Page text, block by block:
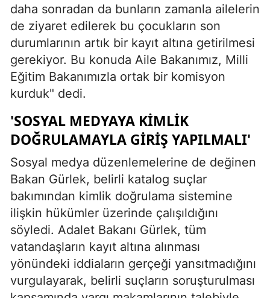
daha sonradan da bunların zamanla ailelerin
de ziyaret edilerek bu çocukların son
durumlarının artık bir kayıt altına getirilmesi
gerekiyor. Bu konuda Aile Bakanımız, Milli
Eğitim Bakanımızla ortak bir komisyon
kurduk" dedi.
'SOSYAL MEDYAYA KİMLİK
DOĞRULAMAYLA GİRİŞ YAPILMALI'
Sosyal medya düzenlemelerine de değinen
Bakan Gürlek, belirli katalog suçlar
bakımından kimlik doğrulama sistemine
ilişkin hükümler üzerinde çalışıldığını
söyledi. Adalet Bakanı Gürlek, tüm
vatandaşların kayıt altına alınması
yönündeki iddiaların gerçeği yansıtmadığını
vurgulayarak, belirli suçların soruşturulması